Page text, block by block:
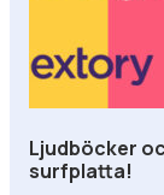
Ljudböcker
surfplatta!